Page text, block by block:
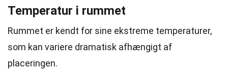
Temperatur i rummet
Rummet er kendt for sine ekstreme temperaturer,
som kan variere dramatisk afhængigt af
placeringen.